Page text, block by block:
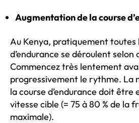
Augmentation de la course
Au Kenya, pratiquement toutes
d’endurance se déroulent selon
Commencez très lentement
progressivement le rythme. La
la course d’endurance doit être
vitesse cible (= 75 à 80 % de la
maximale).